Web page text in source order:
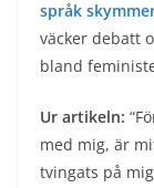
språk
väcker debatt
bland
Ur artikeln:
med mig, är
tvingats på